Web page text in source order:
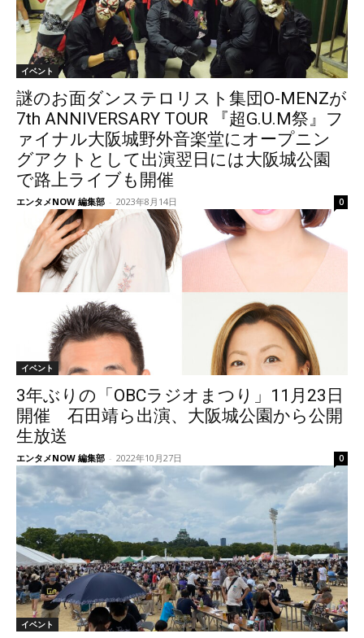
イベント
謎のお面ダンステロリスト集団O-MENZが
7th ANNIVERSARY TOUR 『超G.U.M祭』フ
ァイナル大阪城野外音楽堂にオープニン
グアクトとして出演翌日には大阪城公園
で路上ライブも開催
エンタメNOW 編集部 - 2023年8月14日 0
イベント
3年ぶりの「OBCラジオまつり」11月23日
開催 石田靖ら出演、大阪城公園から公開
生放送
エンタメNOW 編集部 - 2022年10月27日 0
イベント